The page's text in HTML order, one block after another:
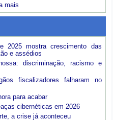
mais
2025 mostra crescimento das
e assédios
discriminação, racismo e
fiscalizadores falharam no
para acabar
cibernéticas em 2026
a crise já aconteceu